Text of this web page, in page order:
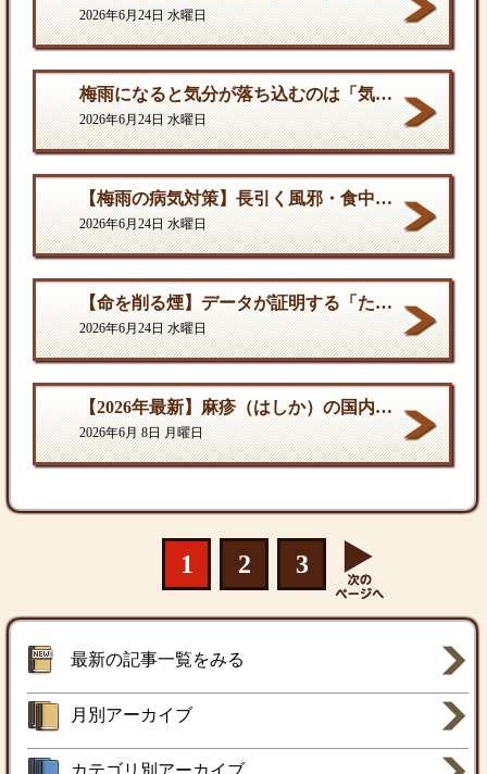
2026年6月24日 水曜日
梅雨になると気分が落ち込むのは「気のせい」ではない
2026年6月24日 水曜日
【梅雨の病気対策】長引く風邪・食中毒・カビの脅威から体を守る方法
2026年6月24日 水曜日
【命を削る煙】データが証明する「たばこ関連死」の真実
2026年6月24日 水曜日
【2026年最新】麻疹（はしか）の国内流行状況と対策
2026年6月 8日 月曜日
1 2 3
最新の記事一覧をみる
月別アーカイブ
カテゴリ別アーカイブ